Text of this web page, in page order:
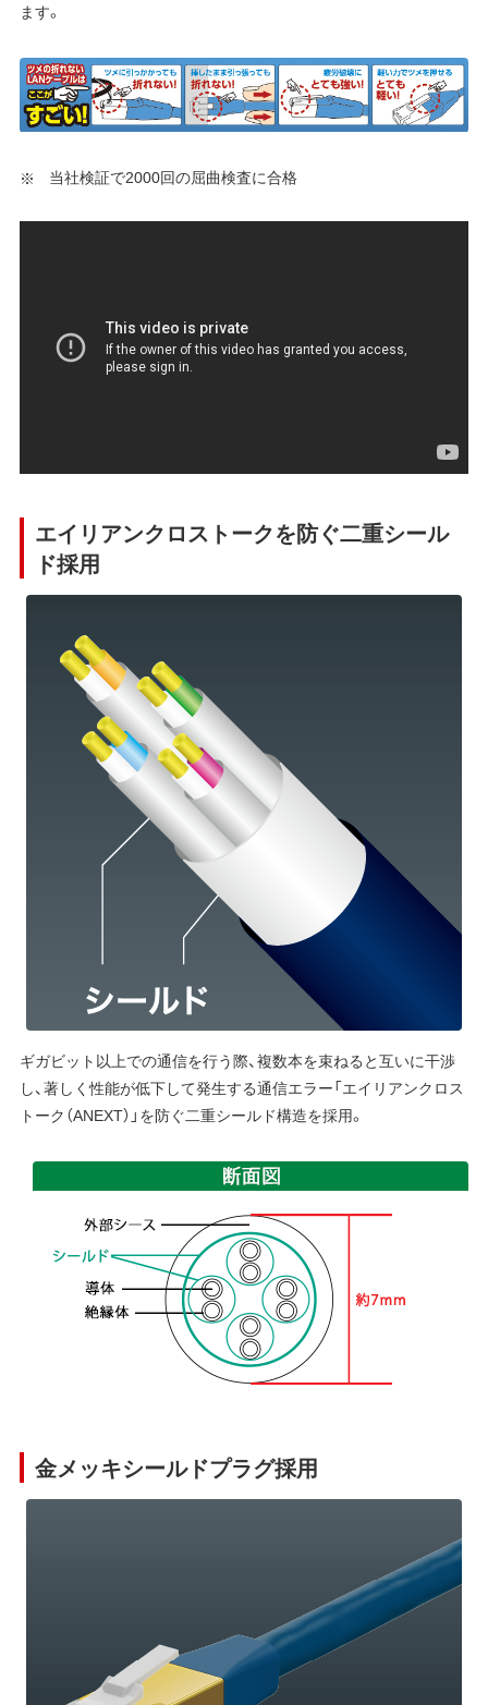
ます。
当社検証で2000回の屈曲検査に合格
エイリアンクロストークを防ぐ二重シール
ド採用
ギガビット以上での通信を行う際、複数本を束ねると互いに干渉
し、著しく性能が低下して発生する通信エラー「エイリアンクロス
トーク（ANEXT）」を防ぐ二重シールド構造を採用。
金メッキシールドプラグ採用